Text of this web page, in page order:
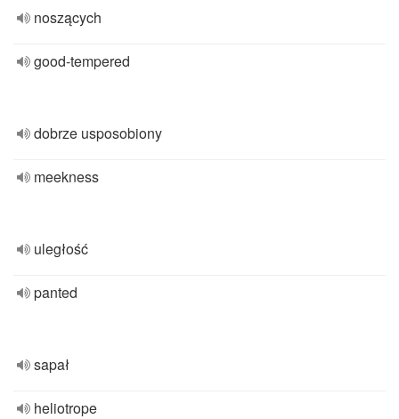
noszących
good-tempered
dobrze usposobiony
meekness
uległość
panted
sapał
heliotrope